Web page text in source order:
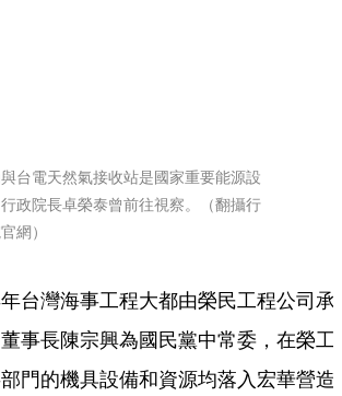
台電天然氣接收站是國家重要能源設
政院長卓榮泰曾前往視察。（翻攝行
網）
台灣海事工程大都由榮民工程公司承
事長陳宗興為國民黨中常委，在榮工
門的機具設備和資源均落入宏華營造